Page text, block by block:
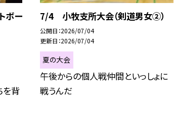
ボー
を背
7/4 小牧支所大会（剣道男女②）
公開日 2026/07/04
更新日 2026/07/04
夏の大会
午後からの個人戦仲間といっしょに
戦うんだ